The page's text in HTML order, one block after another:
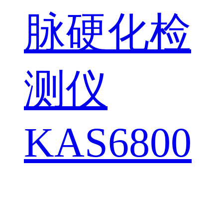
脉硬化检
测仪
KAS6800